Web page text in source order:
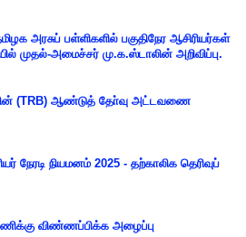
அரசுப் பள்ளிகளில் பகுதிநேர ஆசிரியர்கள்
முதல்-அமைச்சர் மு.க.ஸ்டாலின் அறிவிப்பு.
(TRB) ஆண்டுத் தோ்வு அட்டவணை
நேரடி நியமனம் 2025 - தற்காலிக தெரிவுப்
விண்ணப்பிக்க அழைப்பு